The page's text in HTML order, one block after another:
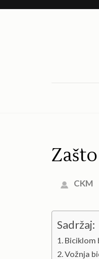
Skip
CKM
Sadržaj:
Biciklom
Vožnja